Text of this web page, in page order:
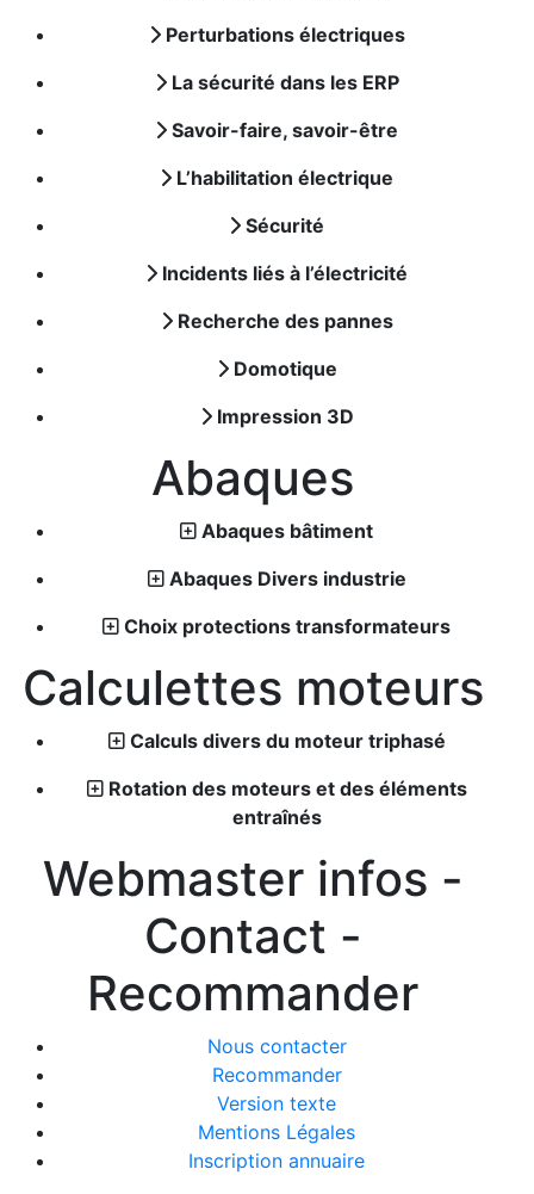
Perturbations électriques
La sécurité dans les ERP
Savoir-faire, savoir-être
L’habilitation électrique
Sécurité
Incidents liés à l’électricité
Recherche des pannes
Domotique
Impression 3D
Abaques
Abaques bâtiment
Abaques Divers industrie
Choix protections transformateurs
Calculettes moteurs
Calculs divers du moteur triphasé
Rotation des moteurs et des éléments
entraînés
Webmaster infos -
Contact -
Recommander
Nous contacter
Recommander
Version texte
Mentions Légales
Inscription annuaire